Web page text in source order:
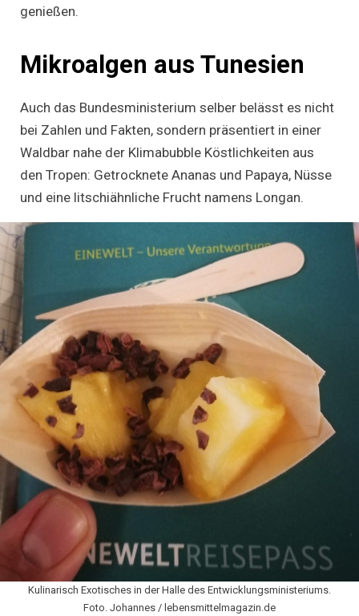
genießen.
Mikroalgen aus Tunesien
Auch das Bundesministerium selber belässt es nicht
bei Zahlen und Fakten, sondern präsentiert in einer
Waldbar nahe der Klimabubble Köstlichkeiten aus
den Tropen: Getrocknete Ananas und Papaya, Nüsse
und eine litschiähnliche Frucht namens Longan.
Kulinarisch Exotisches in der Halle des Entwicklungsministeriums.
Foto. Johannes / lebensmittelmagazin.de